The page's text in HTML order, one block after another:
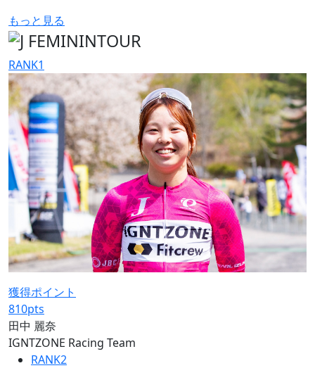
もっと見る
RANK1
獲得ポイント
810pts
田中 麗奈
IGNTZONE Racing Team
RANK2